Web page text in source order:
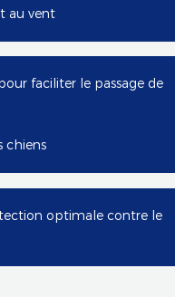
au vent
faciliter le passage de
chiens
optimale contre le